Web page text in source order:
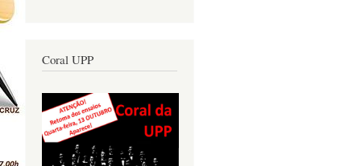
Coral UPP